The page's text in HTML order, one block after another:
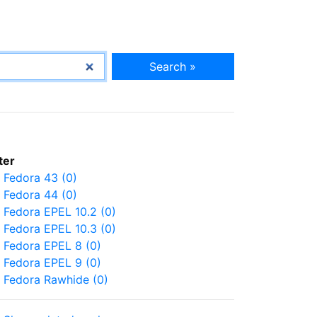
Search »
Fedora 43 (0)
Fedora 44 (0)
Fedora EPEL 10.2 (0)
Fedora EPEL 10.3 (0)
Fedora EPEL 8 (0)
Fedora EPEL 9 (0)
Fedora Rawhide (0)